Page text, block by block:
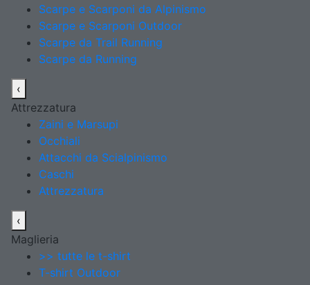
Scarpe e Scarponi da Alpinismo
Scarpe e Scarponi Outdoor
Scarpe da Trail Running
Scarpe da Running
‹
Attrezzatura
Zaini e Marsupi
Occhiali
Attacchi da Scialpinismo
Caschi
Attrezzatura
‹
Maglieria
>> tutte le t-shirt
T-shirt Outdoor